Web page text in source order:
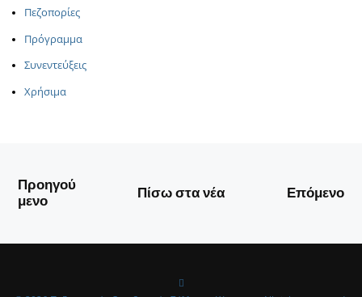
Πεζοπορίες
Πρόγραμμα
Συνεντεύξεις
Χρήσιμα
Προηγού
μενο
Πίσω στα νέα Επόμενο